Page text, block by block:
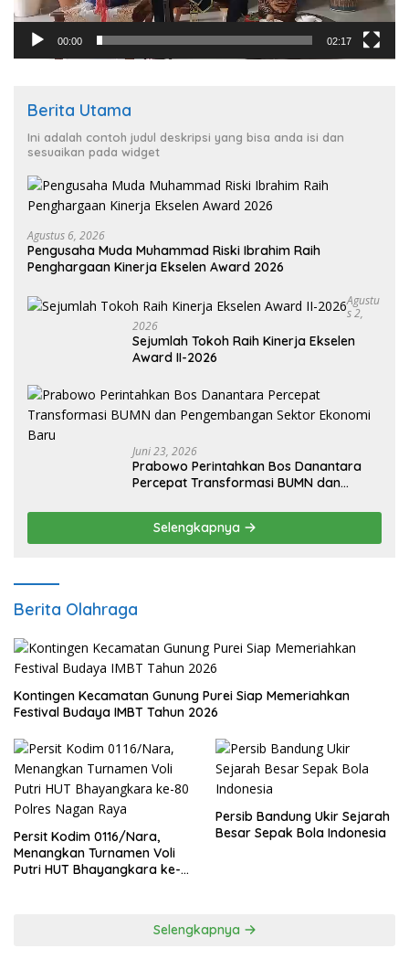
00:00 02:17
Berita Utama
Ini adalah contoh judul deskripsi yang bisa anda isi dan
sesuaikan pada widget
Agustus 6, 2026
Pengusaha Muda Muhammad Riski Ibrahim Raih
Penghargaan Kinerja Ekselen Award 2026
Agustu
S 2,
2026
Sejumlah Tokoh Raih Kinerja Ekselen
Award II-2026
Juni 23, 2026
Prabowo Perintahkan Bos Danantara
Percepat Transformasi BUMN dan
Selengkapnya
Berita Olahraga
Kontingen Kecamatan Gunung Purei Siap Memeriahkan
Festival Budaya IMBT Tahun 2026
Persit Kodim 0116/Nara,
Menangkan Turnamen Voli
Putri HUT Bhayangkara ke-
Persib Bandung Ukir Sejarah
Besar Sepak Bola Indonesia
Selengkapnya